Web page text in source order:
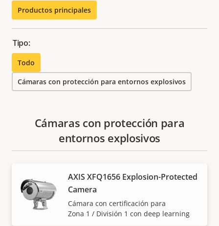
Productos principales
Tipo:
Todo
Cámaras con protección para entornos explosivos
Cámaras con protección para
entornos explosivos
AXIS XFQ1656 Explosion-Protected
Camera
Cámara con certificación para
Zona 1 / División 1 con deep learning